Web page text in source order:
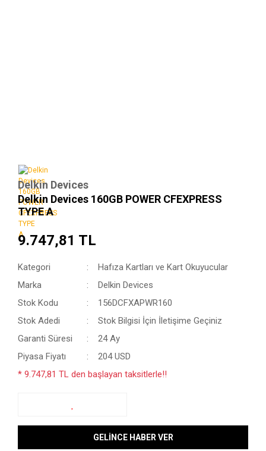
Delkin Devices
Delkin Devices 160GB POWER CFEXPRESS
TYPE A
9.747,81 TL
Kategori
Hafıza Kartları ve Kart Okuyucular
Marka
Delkin Devices
Stok Kodu
156DCFXAPWR160
Stok Adedi
Stok Bilgisi İçin İletişime Geçiniz
Garanti Süresi
24 Ay
Piyasa Fiyatı
204 USD
* 9.747,81 TL den başlayan taksitlerle!!
GELİNCE HABER VER